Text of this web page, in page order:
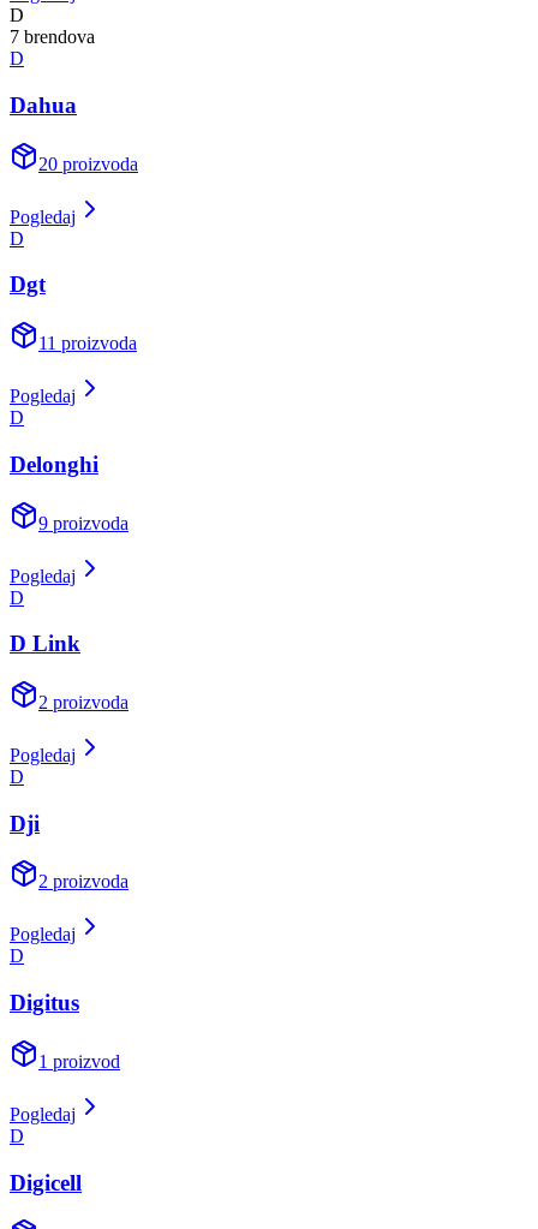
D
7 brendova
D
Dahua
20 proizvoda
Pogledaj
D
Dgt
11 proizvoda
Pogledaj
D
Delonghi
9 proizvoda
Pogledaj
D
D Link
2 proizvoda
Pogledaj
D
Dji
2 proizvoda
Pogledaj
D
Digitus
1 proizvod
Pogledaj
D
Digicell